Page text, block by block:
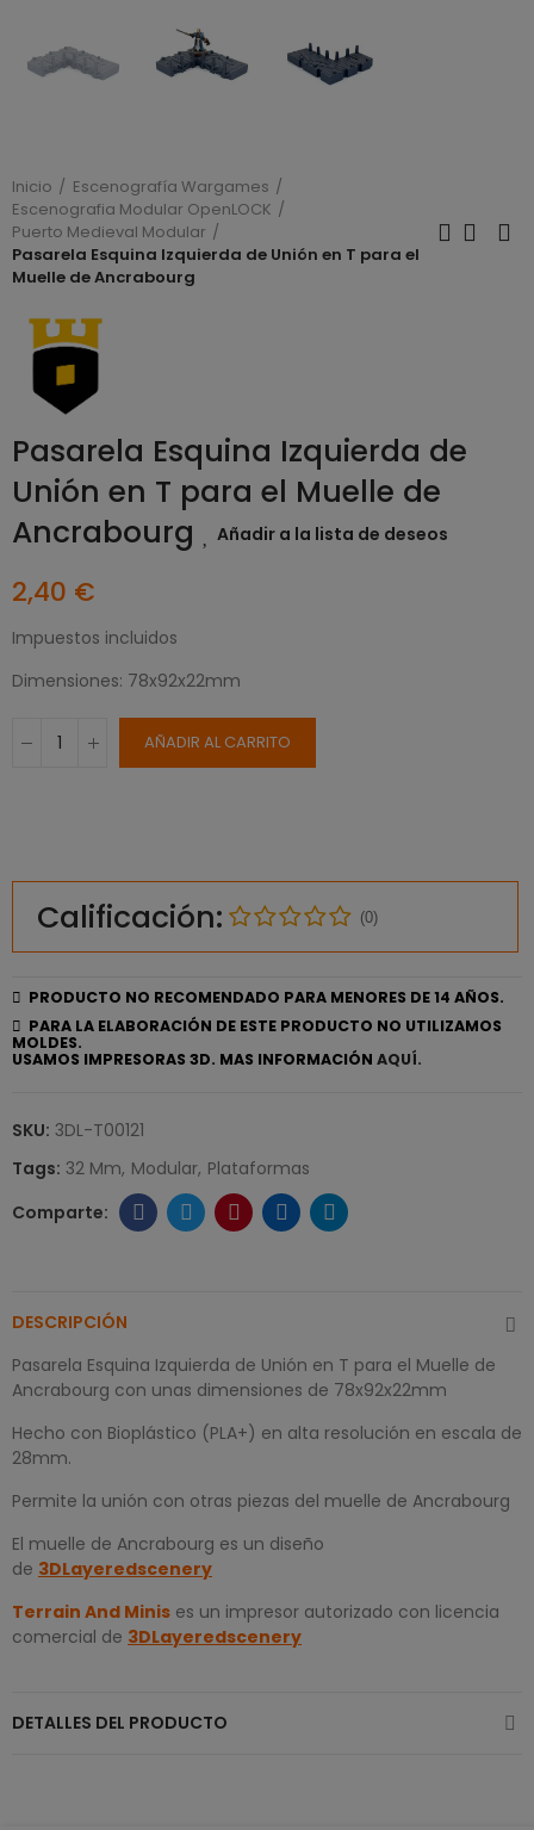
Inicio
Escenografía Wargames
Escenografia Modular OpenLOCK
Puerto Medieval Modular
Pasarela Esquina Izquierda de Unión en T para el
Muelle de Ancrabourg
Pasarela Esquina Izquierda de
Unión en T para el Muelle de
Ancrabourg
Añadir a la lista de deseos
2,40 €
Impuestos incluidos
Dimensiones: 78x92x22mm
AÑADIR AL CARRITO
Calificación: (0)
PRODUCTO NO RECOMENDADO PARA MENORES DE 14 AÑOS.
PARA LA ELABORACIÓN DE ESTE PRODUCTO NO UTILIZAMOS
MOLDES.
USAMOS IMPRESORAS 3D. MAS INFORMACIÓN AQUÍ.
SKU: 3DL-T00121
Tags: 32 Mm Modular Plataformas
DESCRIPCIÓN
Pasarela Esquina Izquierda de Unión en T para el Muelle de
Ancrabourg con unas dimensiones de 78x92x22mm
Hecho con Bioplástico (PLA+) en alta resolución en escala de
28mm.
Permite la unión con otras piezas del muelle de Ancrabourg
El muelle de Ancrabourg es un diseño
de 3DLayeredscenery
Terrain And Minis es un impresor autorizado con licencia
comercial de 3DLayeredscenery
DETALLES DEL PRODUCTO